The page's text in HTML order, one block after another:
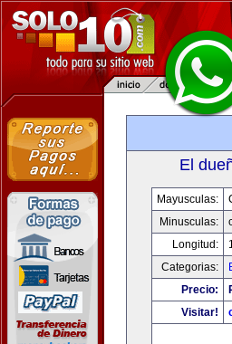
El
Mayusculas:
Minusculas:
Longitud:
Categorias:
Precio:
Visitar!